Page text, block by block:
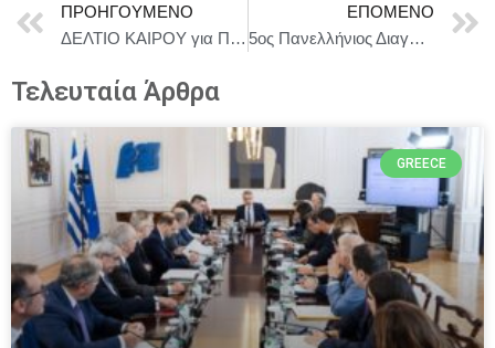
ΠΡΟΗΓΟΎΜΕΝΟ
ΔΕΛΤΙΟ ΚΑΙΡΟΥ για Παρασκευή 6/2
ΕΠΌΜΕΝΟ
5ος Πανελλήνιος Διαγωνισμός Συγγραφής και Ερμηνείας Πρωτότυπων Μονολόγων (15′) επί Σκηνής 02/03/2026, 15:00
Τελευταία Άρθρα
GREECE